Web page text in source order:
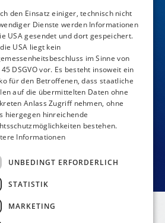
a distributor?
close to you from the list please don't
to contact us!
FORM
den Einsatz einiger, technisch nicht
Dienste werden Informationen
USA gesendet und dort gespeichert.
USA liegt kein
im Sinne von
DSGVO vor. Es besteht insoweit ein
für den Betroffenen, dass staatliche
auf die übermittelten Daten ohne
Anlass Zugriff nehmen, ohne
hiergegen hinreichende
bestehen.
Informationen
UNBEDINGT ERFORDERLICH
STATISTIK
MARKETING